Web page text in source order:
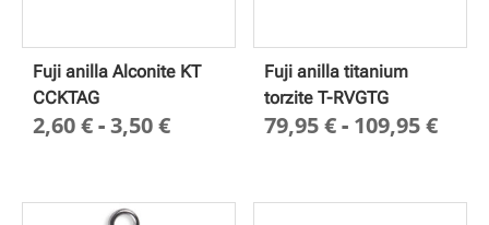
Fuji anilla Alconite KT
CCKTAG
2,60€-3,50€Rango
desde
Fuji anilla titanium
torzite T-RVGTG
79,95€- 109,95€